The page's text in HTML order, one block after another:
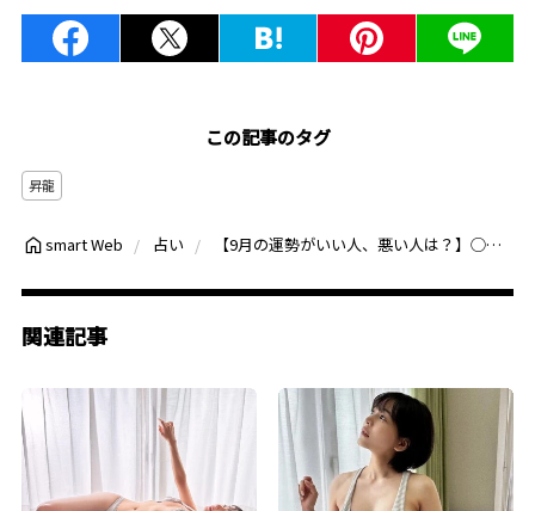
この記事のタグ
昇龍
smart Web 占い 【9月の運勢がいい人、悪い人は？】◯月生まれは大チャンスが舞い込んでくる時期！◯月生まれは冷静な対応がカギに
関連記事